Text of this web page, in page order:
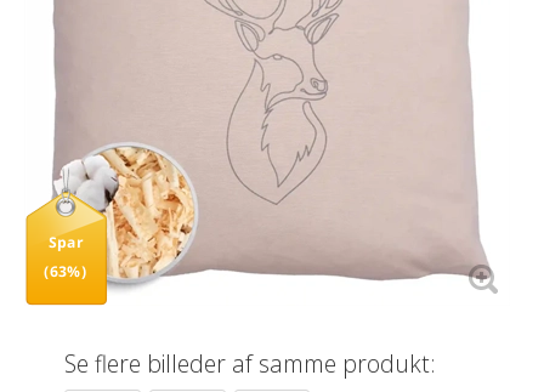
Spar
(63%)
Se flere billeder af samme produkt: